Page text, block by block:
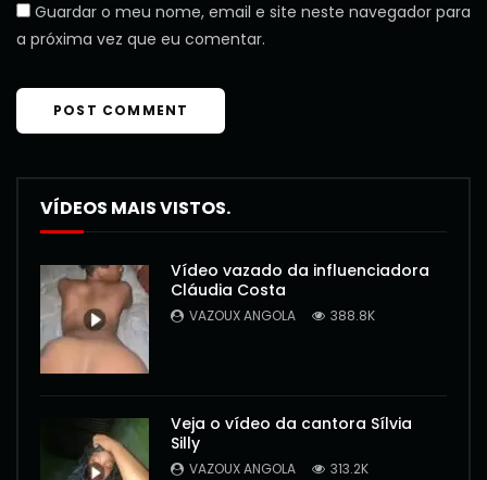
Guardar o meu nome, email e site neste navegador para
a próxima vez que eu comentar.
VÍDEOS MAIS VISTOS.
Vídeo vazado da influenciadora
Cláudia Costa
VAZOUX ANGOLA 388.8K
Veja o vídeo da cantora Sílvia
Silly
VAZOUX ANGOLA 313.2K